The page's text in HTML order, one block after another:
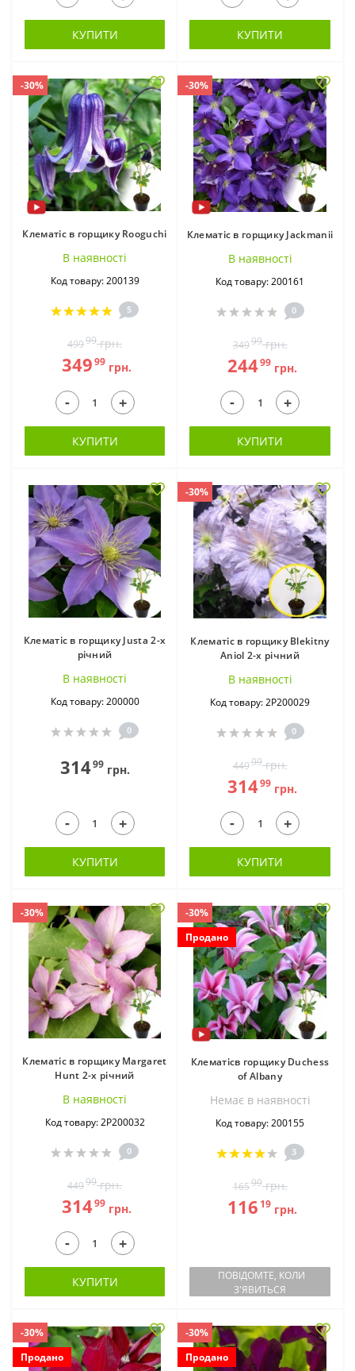
КУПИТИ КУПИТИ
-30%
Клематіс в горщику Rooguchi
В наявностi
Код товару: 200139
5
49999грн.
34999 грн.
- +
КУПИТИ
-30%
Клематіс в горщику Jackmanii
В наявностi
Код товару: 200161
0
34999грн.
24499грн.
- +
КУПИТИ
Клематіс в горщику Justa 2-х
річний
В наявностi
Код товару: 200000
0
31499грн.
- +
КУПИТИ
-30%
Клематіс в горщику Blekitny
Aniol 2-х річний
В наявностi
Код товару: 2Р200029
0
44999грн.
31499грн.
- +
КУПИТИ
-30%
Клематіс в горщику Margaret
Hunt 2-х річний
В наявностi
Код товару: 2Р200032
0
44999грн.
31499 грн.
- +
КУПИТИ
-30%
Продано
Клематісв горщику Duchess
of Albany
Немає в наявностi
Код товару: 200155
3
16599грн.
116 19грн.
ПОВІДОМТЕ, КОЛИ
З'ЯВИТЬСЯ
-30%
Продано
-30%
Продано